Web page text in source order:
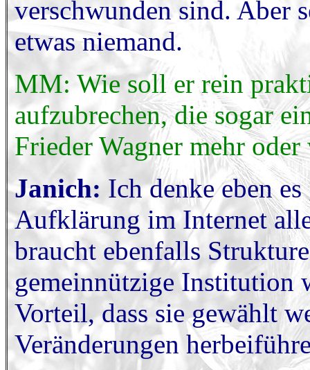
verschwunden sind. Aber
etwas niemand.
MM: Wie soll er rein
aufzubrechen, die sogar
Frieder Wagner mehr
Janich: Ich denke eben
Aufklärung im Internet
braucht ebenfalls
gemeinnützige Institution
Vorteil, dass sie gewählt
Veränderungen